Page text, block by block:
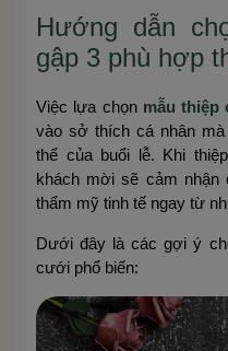
Hướng dẫn
gập 3 phù hợp
Việc lựa chọn mẫu thiệp
vào sở thích cá nhân
thể của buổi lễ. Khi
khách mời sẽ cảm
thẩm mỹ tinh tế ngay từ
Dưới đây là các gợi ý
cưới phổ biến: